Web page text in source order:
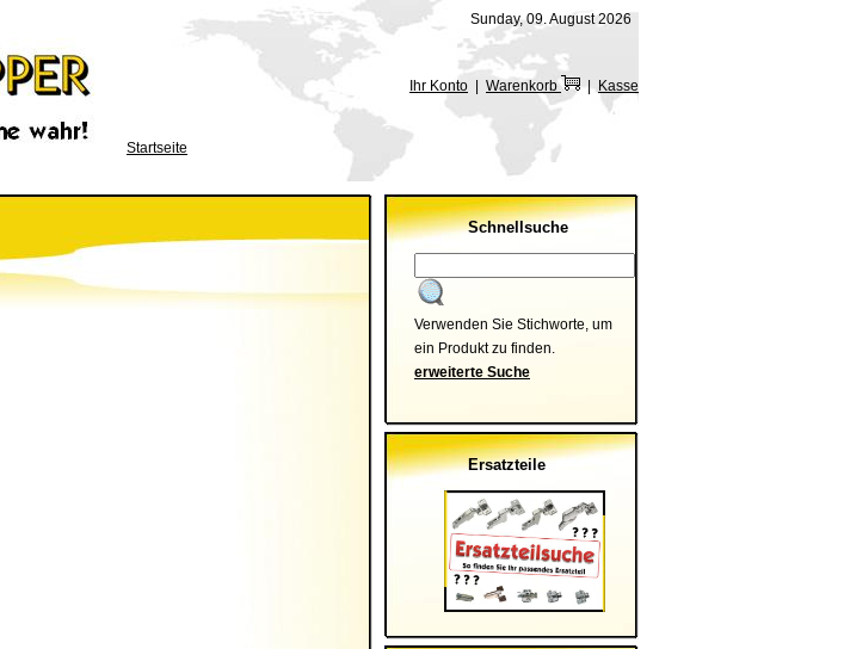
Sunday, 09. August 2026
Ihr Konto Warenkorb | Kasse
Startseite
Schnellsuche
Verwenden Sie Stichworte, um
ein Produkt zu finden.
erweiterte Suche
Ersatzteile